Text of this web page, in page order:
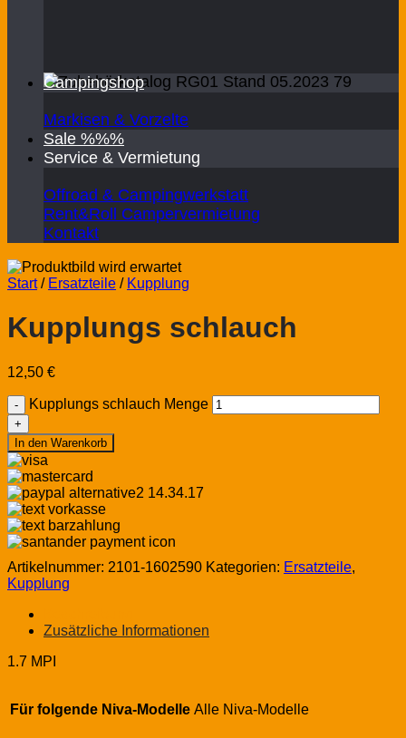
Campingshop
Markisen & Vorzelte
Sale %%%
Service & Vermietung
Offroad & Campingwerkstatt
Rent&Roll Campervermietung
Kontakt
Start / Ersatzteile / Kupplung
Kupplungs schlauch
12,50 €
Kupplungs schlauch Menge
In den Warenkorb
Artikelnummer: 2101-1602590 Kategorien: Ersatzteile,
Kupplung
Zusätzliche Informationen
1.7 MPI
Für folgende Niva-Modelle Alle Niva-Modelle